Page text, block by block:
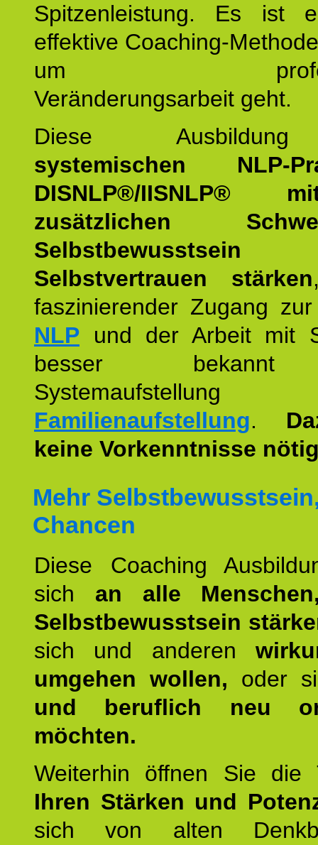
Spitzenleistung. Es ist
effektive Coaching-
um
Veränderungsarbeit geht.
Diese
systemischen NLP-
DISNLP®/IISNLP®
zusätzlichen
Selbstvertrauen stärken
faszinierender Zugang
NLP und der Arbeit mit
besser
Familienaufstellung.
keine Vorkenntnisse
Mehr
Chancen
Diese Coaching
sich an alle
Selbstbewusstsein
sich und anderen
umgehen wollen, oder
und beruflich neu
möchten.
Weiterhin öffnen Sie
Ihren Stärken und
sich von alten